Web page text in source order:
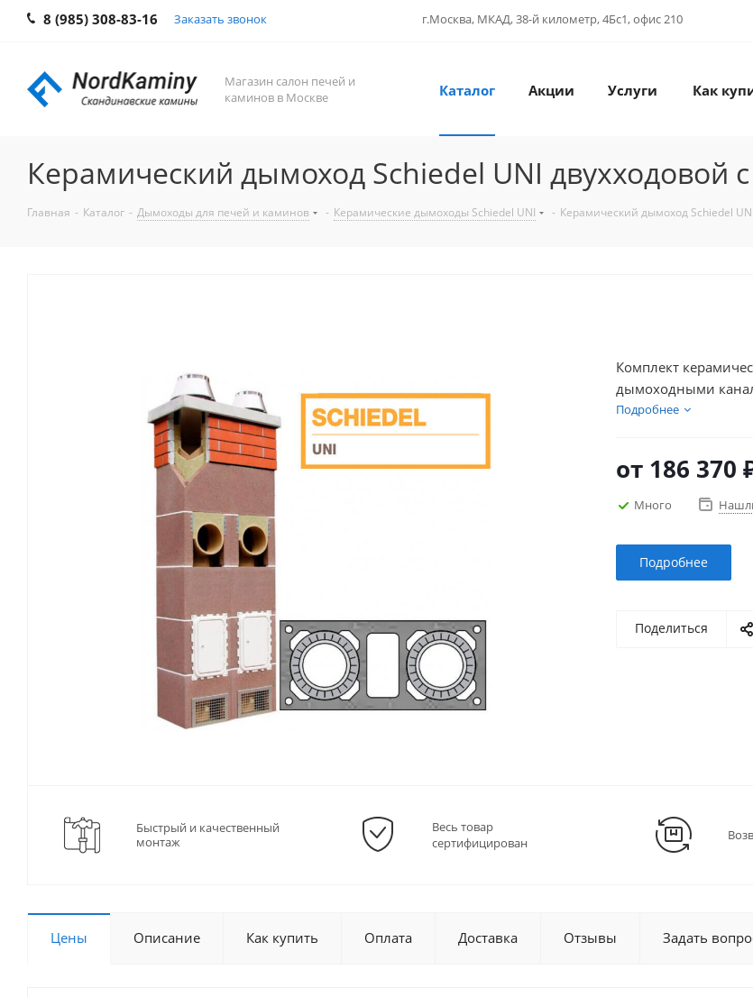
8 (985) 308-83-16 Заказать звонок г.Москва, МКАД, 38-й километр, 4Бс1, офис 210
Магазин салон печей и
каминов в Москве
Каталог Акции Услуги Как
Керамический дымоход Schiedel UNI двухходовой
Главная - Каталог - Дымоходы для печей и каминов - Керамические дымоходы Schiedel UNI - Керамический дымоход Schiedel
Комплект
дымоходными
дымохода, выбрать
Подробнее
от 186 370
Много
Подробнее
Поделиться
Быстрый и качественный
монтаж
Весь товар
сертифицирован
Цены Описание Как купить Оплата Доставка Отзывы Задать